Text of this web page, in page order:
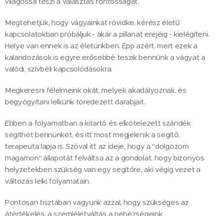
Megtehetjük, hogy vágyainkat rövidke, kérész életű
kapcsolatokban próbáljuk - akár a pillanat erejéig - kielégíteni.
Helye van ennek is az életünkben. Épp azért, mert ezek a
kalandozások is egyre erősebbé teszik bennünk a vágyat a
valódi, szívbéli kapcsolódásokra.
Megkeresni félelmeink okát, melyek akadályoznak, és
begyógyítani lelkünk töredezett darabjait.
Ebben a folyamatban a kitartó és elkötelezett szándék
segíthet bennünket, és itt most megjelenik a segítő,
terapeuta lapja is. Szóval itt az ideje, hogy a "dolgozom
magamon" állapotát felváltsa az a gondolat, hogy bizonyos
helyzetekben szükség van egy segítőre, aki végig vezet a
változás lelki folyamatain.
Pontosan tisztában vagyunk azzal, hogy szükséges az
átértékelés, a szemléletváltás a nehézségeink